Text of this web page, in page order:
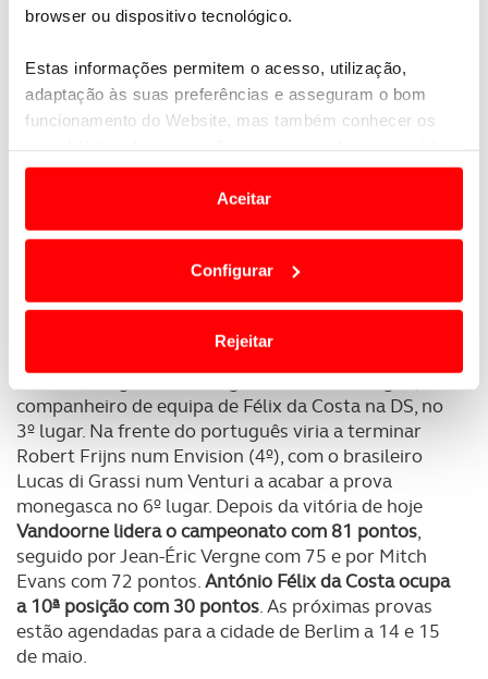
browser ou dispositivo tecnológico.
Estas informações permitem o acesso, utilização,
adaptação às suas preferências e asseguram o bom
funcionamento do Website, mas também conhecer os
e anúncios de modo a promover produtos e/ou serviços.
Em alguns casos, a utilização destas tecnologias
termos e a todo o tempo as suas preferências e limitando
o acesso a informações durante a navegação no
personalizar conteúdos e anúncios, para lhe proporcionar
funcionalidades de redes sociais, bem como para
analisar dados de navegação no nosso website.
Adicionalmente partilhamos informação, relativa à sua
utilização do nosso site de publicidade e de análise, com
parceiros e organizações na UE e em países terceiros.
O ACP garantirá que as transferências internacionais de
dados pessoais serão realizadas apenas com o seu
consentimento e quando tal se afigure estritamente
Aceitar
Configurar
Rejeitar
Stoffel Vandoorne no lugar mais alto
o pódio contou ainda com as presenças de Mitch
Evans em Jaguar, no 2º lugar e Jean-Éric Vergne,
companheiro de equipa de Félix da Costa na DS, no
3º lugar. Na frente do português viria a terminar
Robert Frijns num Envision (4º), com o brasileiro
Lucas di Grassi num Venturi a acabar a prova
monegasca no 6º lugar. Depois da vitória de hoje
Vandoorne lidera o campeonato com 81 pontos,
seguido por Jean-Éric Vergne com 75 e por Mitch
Evans com 72 pontos.António Félix da Costa ocupa
a 10ª posição com 30 pontos. As próximas provas
estão agendadas para a cidade de Berlim a 14 e 15
de maio.